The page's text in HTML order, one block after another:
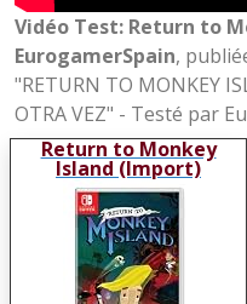
Vidéo Test: Return to
EurogamerSpain,
"RETURN TO MONKEY
OTRA VEZ" - Testé par
Return to Monkey
Island (Import)